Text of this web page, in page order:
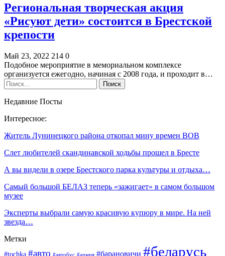
Региональная творческая акция
«Рисуют дети» состоится в Брестской
крепости
Май 23, 2022 214 0
Подобное мероприятие в мемориальном комплексе
организуется ежегодно, начиная с 2008 года, и проходит в…
Недавние Посты
Интересное:
Житель Лунинецкого района откопал мину времен ВОВ
Слет любителей скандинавской ходьбы прошел в Бресте
А вы видели в озере Брестского парка культуры и отдыха…
Самый большой БЕЛАЗ теперь «зажигает» в самом большом
музее
Эксперты выбрали самую красивую купюру в мире. На ней
звезда…
Метки
#tochka #авто #автобус #армия #барановичи #беларусь